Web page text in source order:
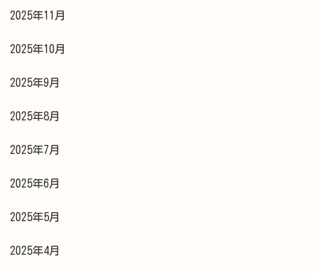
2025年11月
2025年10月
2025年9月
2025年8月
2025年7月
2025年6月
2025年5月
2025年4月